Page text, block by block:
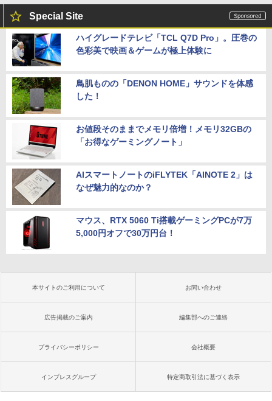
Special Site
ハイグレードテレビ「TCL Q7D Pro」。圧巻の
色彩美で映画＆ゲームが極上体験に
鳥肌ものの「DENON HOME」サウンドを体感
した！
お値段そのままでメモリ倍増！メモリ32GBの
「お得なゲーミングノート」
AIスマートノートのiFLYTEK「AINOTE 2」は
なぜ魅力的なのか？
マウス、RTX 5060 Ti搭載ゲーミングPCが7万
5,000円オフで30万円台！
本サイトのご利用について お問い合わせ
広告掲載のご案内 編集部へのご連絡
プライバシーポリシー 会社概要
インプレスグループ 特定商取引法に基づく表示